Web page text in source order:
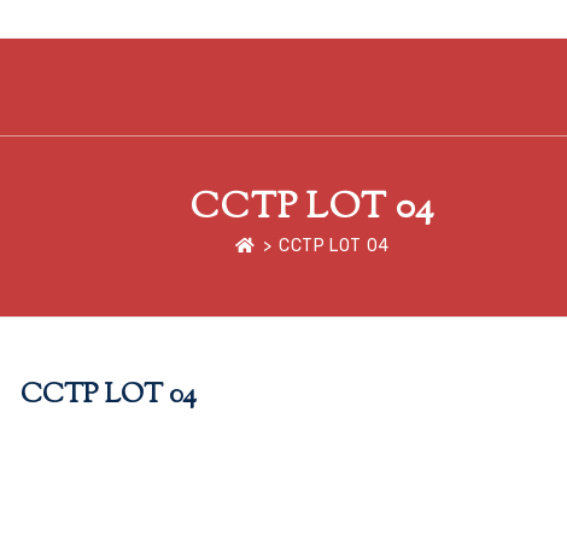
CCTP LOT 04
> CCTP LOT 04
CCTP LOT 04